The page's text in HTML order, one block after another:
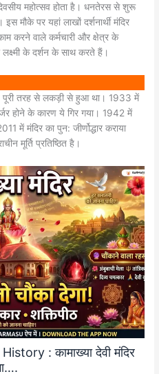
महोत्सव होता है। धनतेरस से शुरू
मौके पर यहां लाखों दर्शनार्थी मंदिर
करने वाले कर्मचारी और क्षेत्र के
लक्ष्मी के दर्शन के साथ करते हैं।
पूरी तरह से लकड़ी से हुआ था। 1933 में
होने के कारण ये गिर गया। 1942 में
में मंदिर का पुन: जीर्णोद्धार कराया
मूर्ति प्रतिष्ठित है।
: कामाख्या देवी मंदिर